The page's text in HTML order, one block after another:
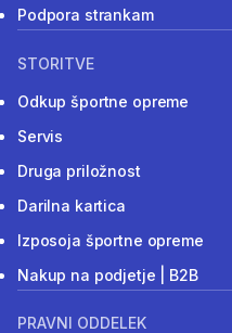
Podpora strankam
STORITVE
Odkup športne opreme
Servis
Druga priložnost
Darilna kartica
Izposoja športne opreme
Nakup na podjetje | B2B
PRAVNI ODDELEK